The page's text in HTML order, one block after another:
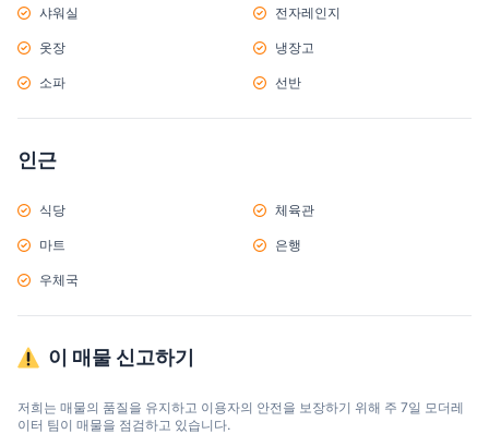
샤워실 전자레인지
옷장 냉장고
소파 선반
인근
식당 체육관
마트 은행
우체국
이 매물 신고하기
저희는 매물의 품질을 유지하고 이용자의 안전을 보장하기 위해 주 7일 모더레
이터 팀이 매물을 점검하고 있습니다.